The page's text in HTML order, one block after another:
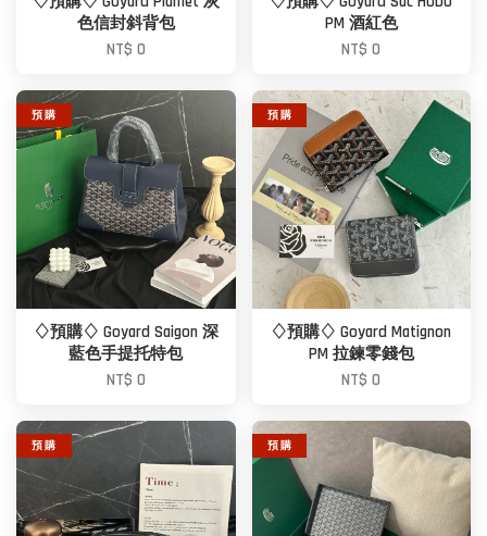
色信封斜背包
NT$ 0
PM 酒紅色
NT$ 0
預 購
♢預購♢ Goyard Saigon 深
藍色手提托特包
NT$ 0
預 購
♢預購♢ Goyard Matignon
PM 拉鍊零錢包
NT$ 0
預 購 預 購